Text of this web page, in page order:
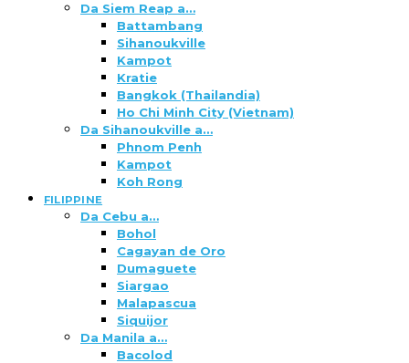
Da Siem Reap a…
Battambang
Sihanoukville
Kampot
Kratie
Bangkok (Thailandia)
Ho Chi Minh City (Vietnam)
Da Sihanoukville a…
Phnom Penh
Kampot
Koh Rong
FILIPPINE
Da Cebu a…
Bohol
Cagayan de Oro
Dumaguete
Siargao
Malapascua
Siquijor
Da Manila a…
Bacolod